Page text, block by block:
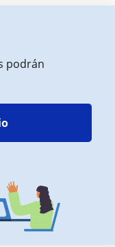
podrán